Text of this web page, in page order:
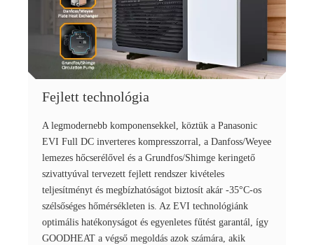
Fejlett technológia
A legmodernebb komponensekkel, köztük a Panasonic
EVI Full DC inverteres kompresszorral, a Danfoss/Weyee
lemezes hőcserélővel és a Grundfos/Shimge keringető
szivattyúval tervezett fejlett rendszer kivételes
teljesítményt és megbízhatóságot biztosít akár -35°C-os
szélsőséges hőmérsékleten is. Az EVI technológiánk
optimális hatékonyságot és egyenletes fűtést garantál, így
GOODHEAT a végső megoldás azok számára, akik